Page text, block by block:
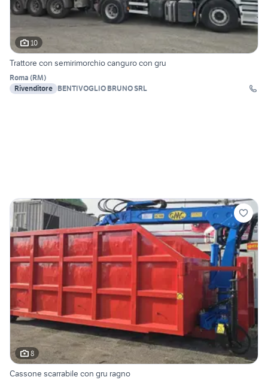
10
Trattore con semirimorchio canguro con gru
Roma (RM)
Rivenditore BENTIVOGLIO BRUNO SRL
8
Cassone scarrabile con gru ragno